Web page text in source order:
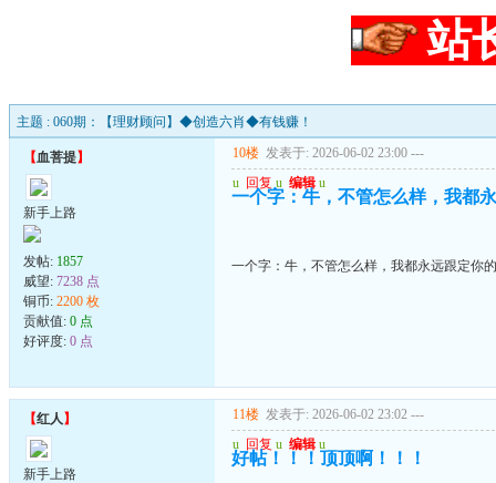
站
主题 : 060期：【理财顾问】◆创造六肖◆有钱赚！
【血菩提】
新手上路
发帖: 1857
威望: 7238 点
铜币: 2200 枚
贡献值: 0 点
好评度: 0 点
10楼 发表于: 2026-06-02 23:00 ---
u 回复 u 编辑 u
一个字：牛，不管怎么样，我都
一个字：牛，不管怎么样，我都永远跟定你的
【红人 】
新手上路
11楼 发表于: 2026-06-02 23:02 ---
u 回复 u 编辑 u
好帖！！！顶顶啊！！！